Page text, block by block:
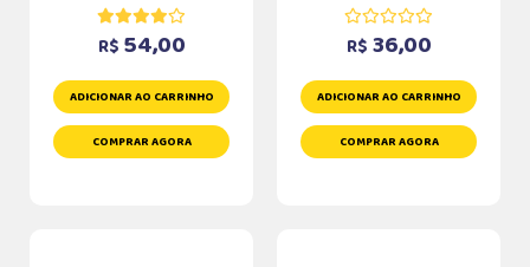
R$ 54,00
ADICIONAR AO CARRINHO
COMPRAR AGORA
R$ 36,00
ADICIONAR AO CARRINHO
COMPRAR AGORA